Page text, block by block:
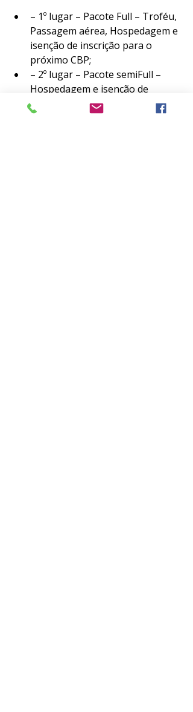
– 1º lugar – Pacote Full – Troféu,
Passagem aérea, Hospedagem e
isenção de inscrição para o
próximo CBP;
– 2º lugar – Pacote semiFull –
Hospedagem e isenção de
pagamento de inscrição para o
próximo CBP;